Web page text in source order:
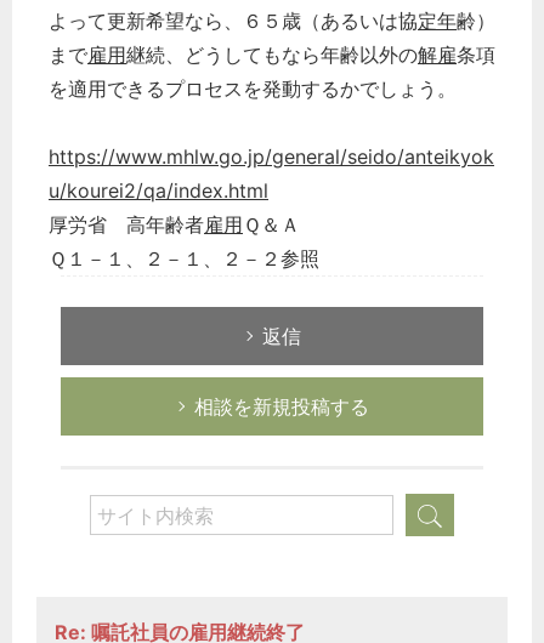
よって更新希望なら、６５歳（あるいは協定年齢）
まで雇用継続、どうしてもなら年齢以外の解雇条項
を適用できるプロセスを発動するかでしょう。
https://www.mhlw.go.jp/general/seido/anteikyok
u/kourei2/qa/index.html
厚労省 高年齢者雇用 Ｑ＆Ａ
Ｑ１－１、２－１、２－２参照
返信
相談を新規投稿する
Re: 嘱託社員の雇用継続終了